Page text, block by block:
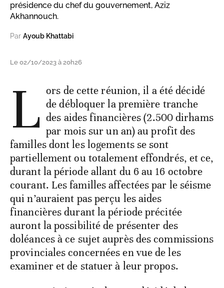
présidence du chef du gouvernement, Aziz
Akhannouch.
Par Ayoub Khattabi
Le 02/10/2023 à 20h26
L ors de cette réunion, il a été décidé
de débloquer la première tranche
des aides financières (2.500 dirhams
par mois sur un an) au profit des
familles dont les logements se sont
partiellement ou totalement effondrés, et ce,
durant la période allant du 6 au 16 octobre
courant. Les familles affectées par le séisme
qui n’auraient pas perçu les aides
financières durant la période précitée
auront la possibilité de présenter des
doléances à ce sujet auprès des commissions
provinciales concernées en vue de les
examiner et de statuer à leur propos.